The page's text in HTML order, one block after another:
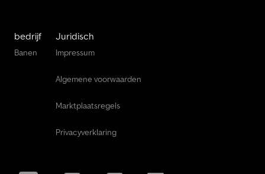
bedrijf
Banen
Juridisch
Impressum
Algemene voorwaarden
Marktplaatsregels
Privacyverklaring